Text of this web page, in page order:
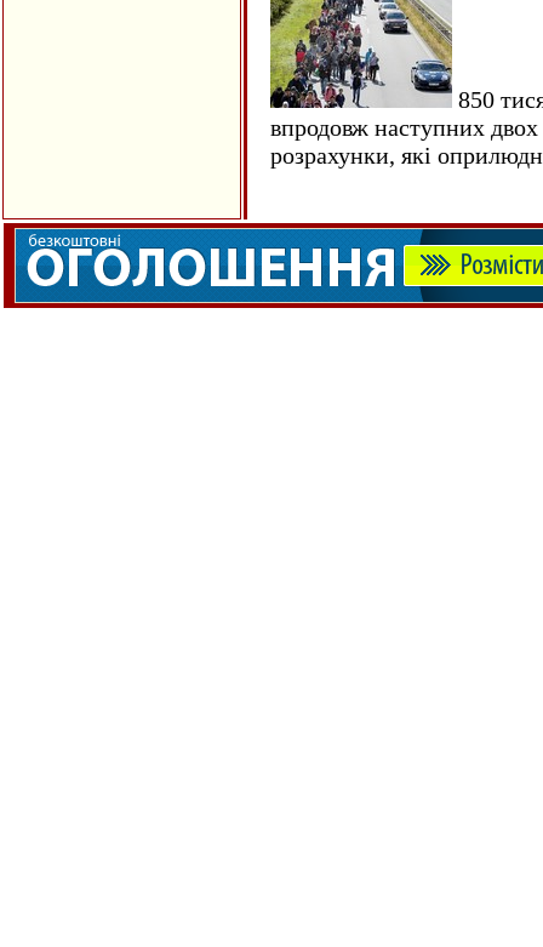
850
впродовж наступних
розрахунки, які